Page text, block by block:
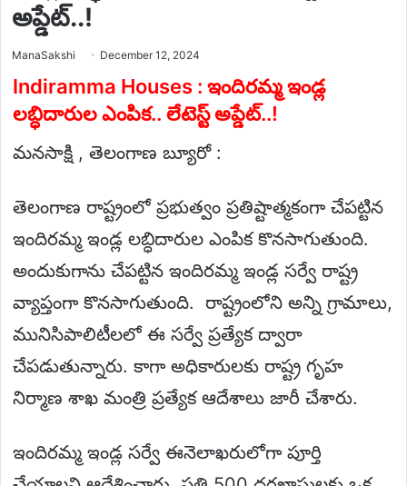
అప్డేట్..!
ManaSakshi Send
email
December 12, 2024
Indiramma Houses : ఇందిరమ్మ ఇండ్ల
లబ్ధిదారుల ఎంపిక.. లేటెస్ట్ అప్డేట్..!
మనసాక్షి , తెలంగాణ బ్యూరో :
తెలంగాణ రాష్ట్రంలో ప్రభుత్వం ప్రతిష్టాత్మకంగా చేపట్టిన
ఇందిరమ్మ ఇండ్ల లబ్ధిదారుల ఎంపిక కొనసాగుతుంది.
అందుకుగాను చేపట్టిన ఇందిరమ్మ ఇండ్ల సర్వే రాష్ట్ర
వ్యాప్తంగా కొనసాగుతుంది. రాష్ట్రంలోని అన్ని గ్రామాలు,
మునిసిపాలిటీలలో ఈ సర్వే ప్రత్యేక ద్వారా
చేపడుతున్నారు. కాగా అధికారులకు రాష్ట్ర గృహ
నిర్మాణ శాఖ మంత్రి ప్రత్యేక ఆదేశాలు జారీ చేశారు.
ఇందిరమ్మ ఇండ్ల సర్వే ఈనెలాఖరులోగా పూర్తి